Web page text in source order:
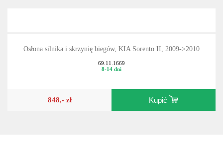
Osłona silnika i skrzynię biegów, KIA Sorento II, 2009->2010
69.11.1669
8-14 dni
848,- zł Kupić